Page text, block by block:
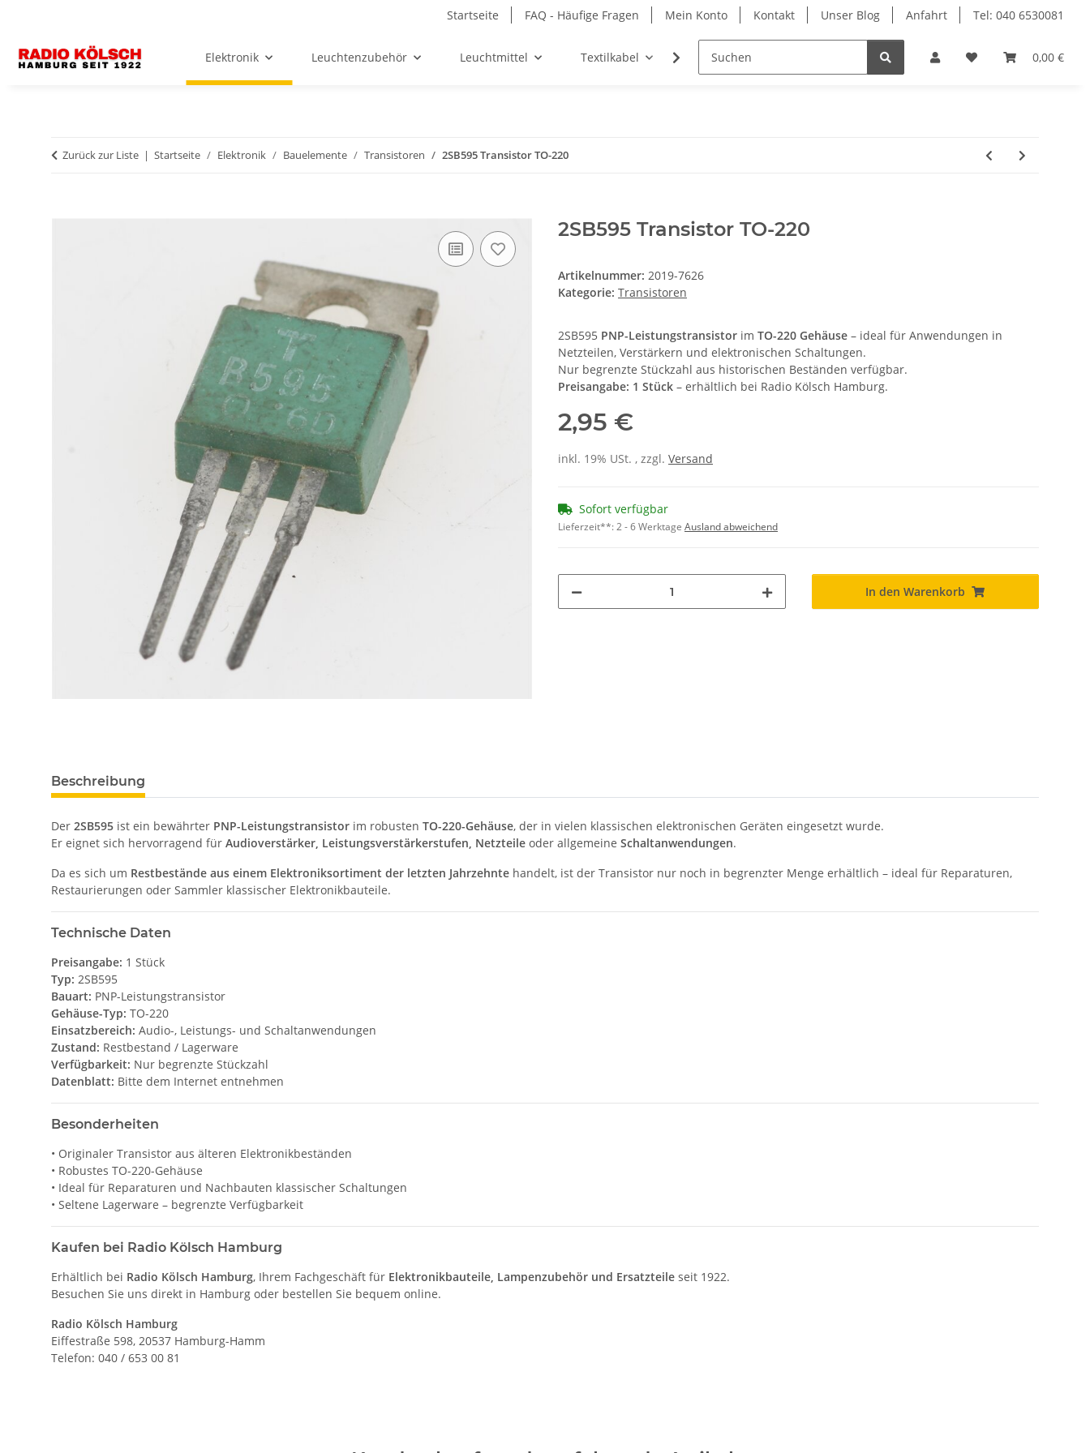
Startseite FAQ - Häufige Fragen Mein Konto Kontakt Unser Blog Anfahrt Tel: 040 6530081
0,00 €
Elektronik Leuchtenzubehör Leuchtmittel Textilkabel Möbel-Ersatzteile
Zurück zur Liste Startseite Elektronik Bauelemente Transistoren 2SB595 Transistor TO-220
2SB595 Transistor TO-220
Artikelnummer: 2019-7626
Kategorie: Transistoren
2SB595 PNP-Leistungstransistor im TO-220 Gehäuse – ideal für Anwendungen in
Netzteilen, Verstärkern und elektronischen Schaltungen.
Nur begrenzte Stückzahl aus historischen Beständen verfügbar.
Preisangabe: 1 Stück – erhältlich bei Radio Kölsch Hamburg.
2,95 €
inkl. 19% USt. , zzgl. Versand
Sofort verfügbar
Lieferzeit**:2 - 6 Werktage Ausland abweichend
In den Warenkorb
Beschreibung
Der 2SB595 ist ein bewährter PNP-Leistungstransistor im robusten TO-220-Gehäuse, der in vielen klassischen elektronischen Geräten eingesetzt wurde.
Er eignet sich hervorragend für Audioverstärker, Leistungsverstärkerstufen, Netzteile oder allgemeine Schaltanwendungen.
Da es sich um Restbestände aus einem Elektroniksortiment der letzten Jahrzehnte handelt, ist der Transistor nur noch in begrenzter Menge erhältlich – ideal für Reparaturen,
Restaurierungen oder Sammler klassischer Elektronikbauteile.
Technische Daten
Preisangabe: 1 Stück
Typ: 2SB595
Bauart: PNP-Leistungstransistor
Gehäuse-Typ: TO-220
Einsatzbereich: Audio-, Leistungs- und Schaltanwendungen
Zustand: Restbestand / Lagerware
Verfügbarkeit: Nur begrenzte Stückzahl
Datenblatt: Bitte dem Internet entnehmen
Besonderheiten
• Originaler Transistor aus älteren Elektronikbeständen
• Robustes TO-220-Gehäuse
• Ideal für Reparaturen und Nachbauten klassischer Schaltungen
• Seltene Lagerware – begrenzte Verfügbarkeit
Kaufen bei Radio Kölsch Hamburg
Erhältlich bei Radio Kölsch Hamburg, Ihrem Fachgeschäft für Elektronikbauteile, Lampenzubehör und Ersatzteile seit 1922.
Besuchen Sie uns direkt in Hamburg oder bestellen Sie bequem online.
Radio Kölsch Hamburg
Eiffestraße 598, 20537 Hamburg-Hamm
Telefon: 040 / 653 00 81